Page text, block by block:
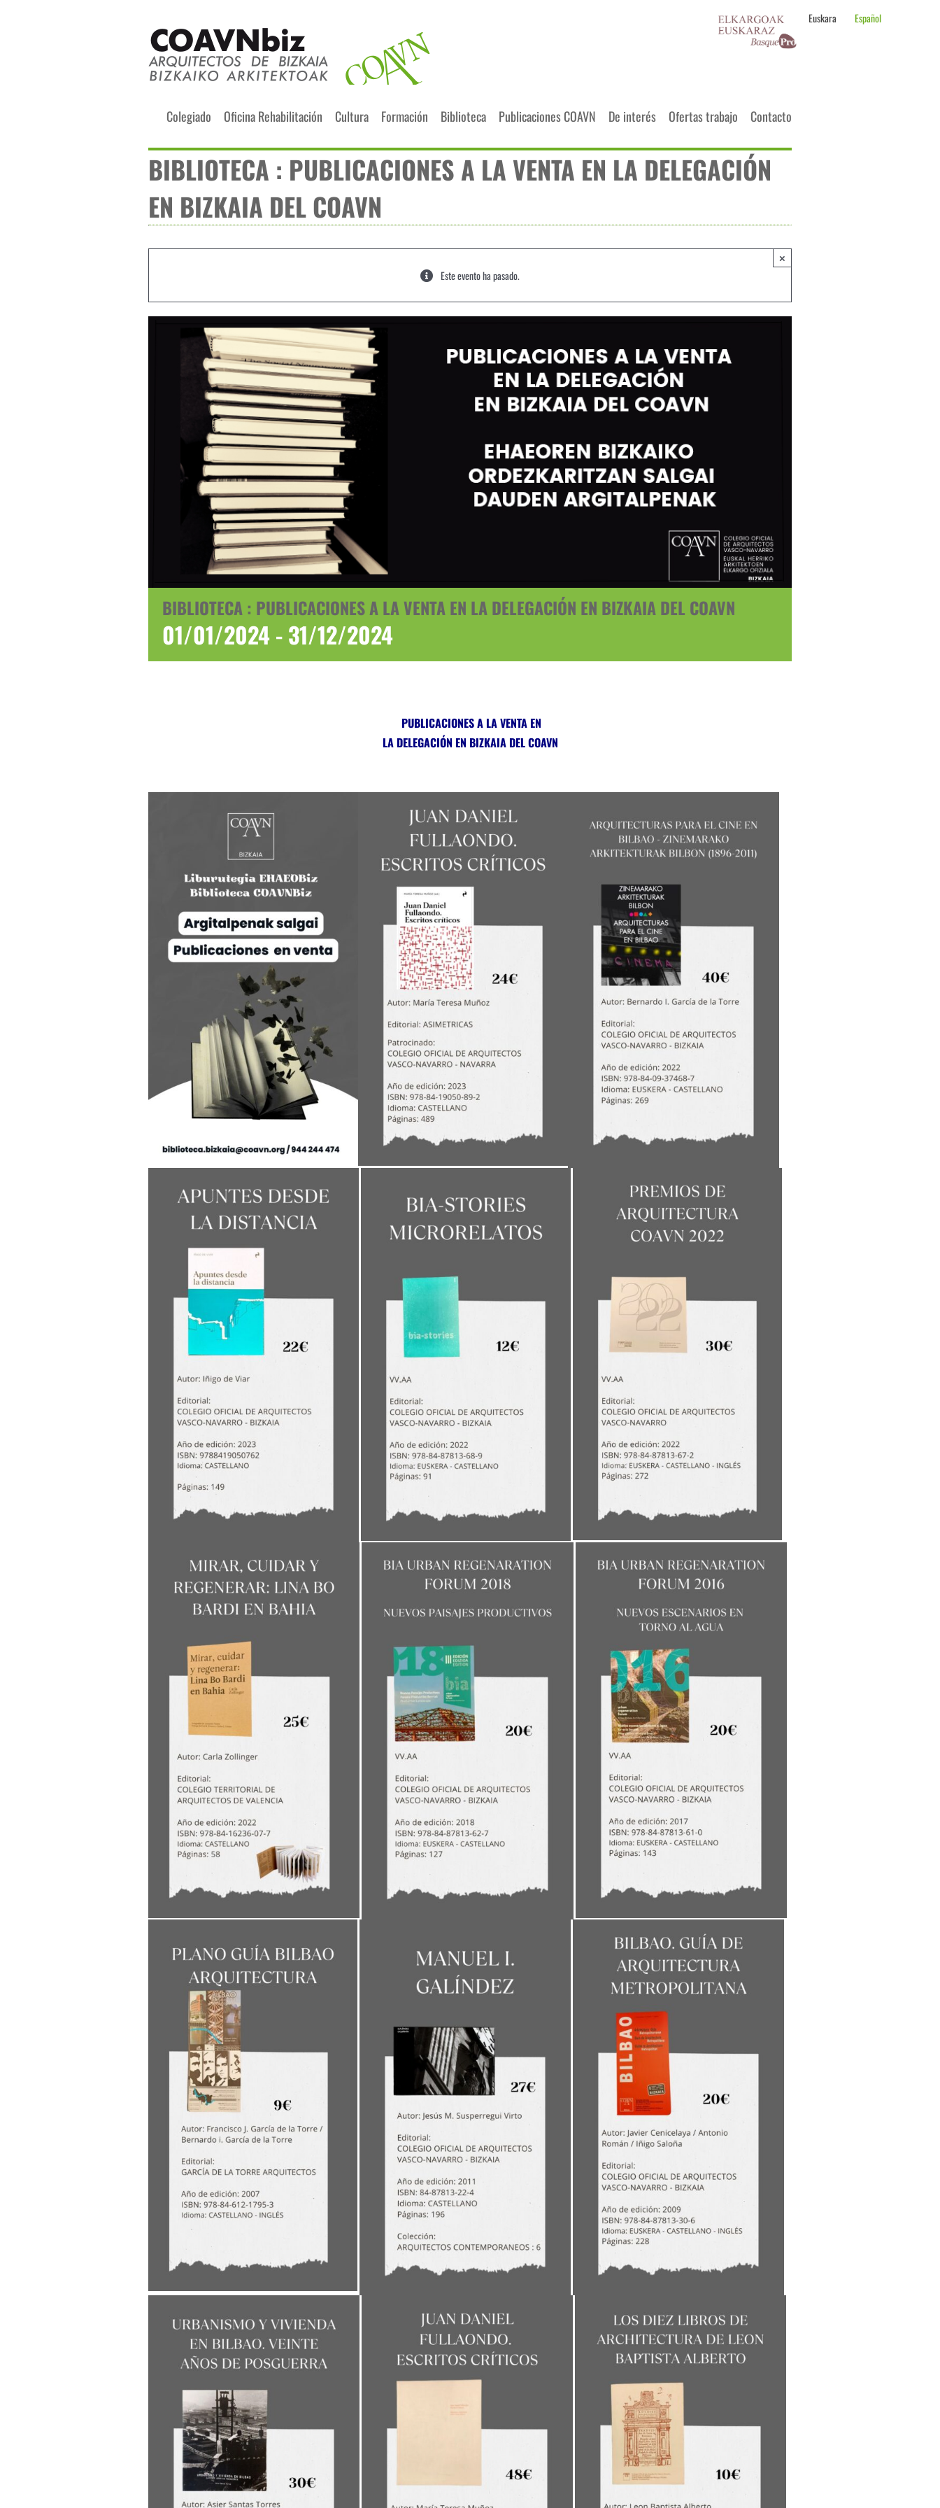
Euskara Español
Buscar:
Colegiado Oficina Rehabilitación Cultura Formación Biblioteca Publicaciones COAVN De interés Ofertas trabajo Contacto
BIBLIOTECA : PUBLICACIONES A LA VENTA EN LA DELEGACIÓN
EN BIZKAIA DEL COAVN
×
Este evento ha pasado.
BIBLIOTECA : PUBLICACIONES A LA VENTA EN LA DELEGACIÓN EN BIZKAIA DEL COAVN
01/01/2024-31/12/2024
PUBLICACIONES A LA VENTA EN
LA DELEGACIÓN EN BIZKAIA DEL COAVN